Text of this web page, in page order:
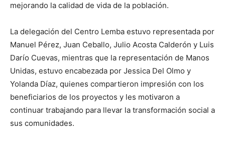
mejorando la calidad de vida de la población.
La delegación del Centro Lemba estuvo representada por
Manuel Pérez, Juan Ceballo, Julio Acosta Calderón y Luis
Darío Cuevas, mientras que la representación de Manos
Unidas, estuvo encabezada por Jessica Del Olmo y
Yolanda Díaz, quienes compartieron impresión con los
beneficiarios de los proyectos y les motivaron a
continuar trabajando para llevar la transformación social a
sus comunidades.